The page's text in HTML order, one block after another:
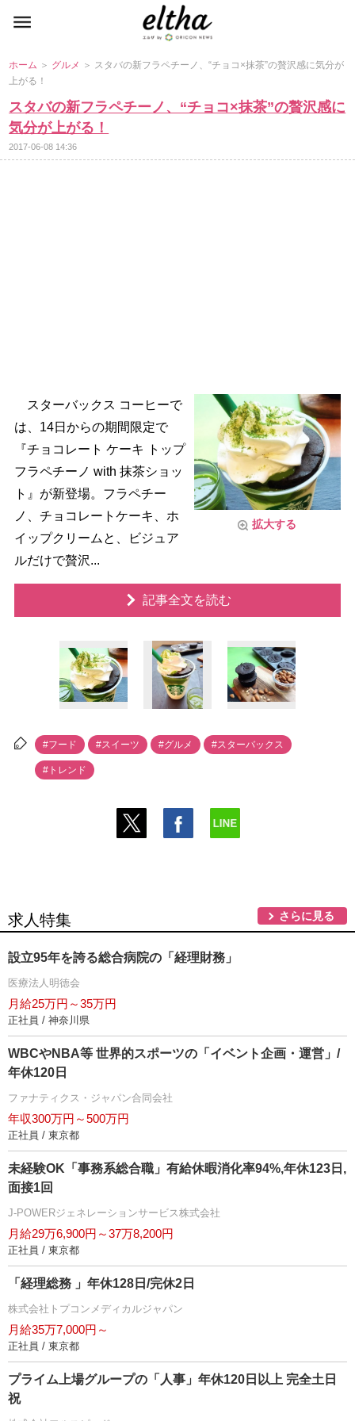
ホーム ＞ グルメ ＞ スタバの新フラペチーノ、“チョコ×抹茶”の贅沢感に気分が
上がる！
スタバの新フラペチーノ、“チョコ×抹茶”の贅沢感に
気分が上がる！
2017-06-08 14:36
拡大する
スターバックス コーヒーで
は、14日からの期間限定で
『チョコレート ケーキ トップ
フラペチーノ with 抹茶ショッ
ト』が新登場。フラペチー
ノ、チョコレートケーキ、ホ
イップクリームと、ビジュア
ルだけで贅沢...
記事全文を読む
#フード #スイーツ #グルメ #スターバックス
#トレンド
求人特集 さらに見る
設立95年を誇る総合病院の「経理財務」
医療法人明徳会
月給25万円～35万円
正社員 / 神奈川県
WBCやNBA等 世界的スポーツの「イベント企画・運営」/
年休120日
ファナティクス・ジャパン合同会社
年収300万円～500万円
正社員 / 東京都
未経験OK「事務系総合職」有給休暇消化率94%,年休123日,
面接1回
J-POWERジェネレーションサービス株式会社
月給29万6,900円～37万8,200円
正社員 / 東京都
「経理総務 」年休128日/完休2日
株式会社トプコンメディカルジャパン
月給35万7,000円～
正社員 / 東京都
プライム上場グループの「人事」年休120日以上 完全土日
祝